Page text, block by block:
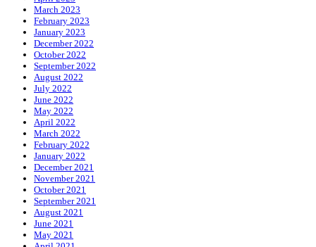
March 2023
February 2023
January 2023
December 2022
October 2022
September 2022
August 2022
July 2022
June 2022
May 2022
April 2022
March 2022
February 2022
January 2022
December 2021
November 2021
October 2021
September 2021
August 2021
June 2021
May 2021